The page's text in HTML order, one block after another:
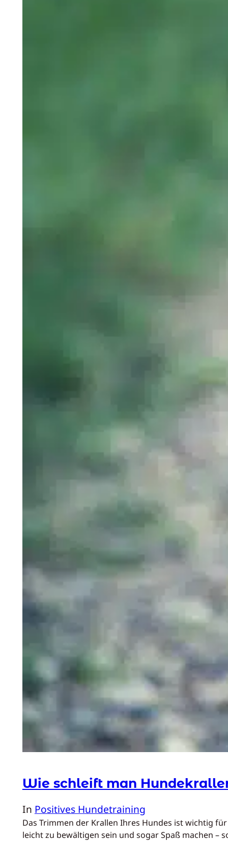
Wie schleift man
In Positives Hundetraining
Das Trimmen der Krallen Ihres Hundes ist wichtig
leicht zu bewältigen sein und sogar Spaß machen –